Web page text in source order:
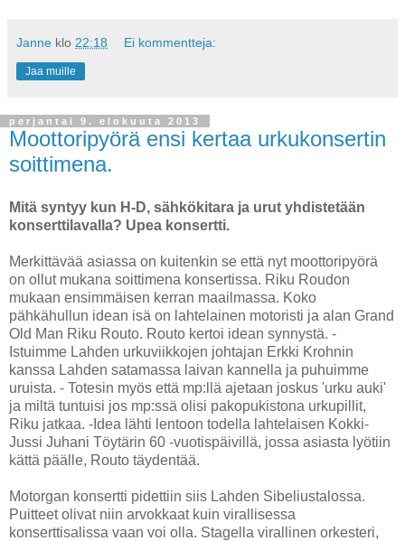
Janne klo 22:18 Ei kommentteja:
Jaa muille
perjantai 9. elokuuta 2013
Moottoripyörä ensi kertaa urkukonsertin
soittimena.
Mitä syntyy kun H-D, sähkökitara ja urut yhdistetään
konserttilavalla? Upea konsertti.
Merkittävää asiassa on kuitenkin se että nyt moottoripyörä
on ollut mukana soittimena konsertissa. Riku Roudon
mukaan ensimmäisen kerran maailmassa. Koko
pähkähullun idean isä on lahtelainen motoristi ja alan Grand
Old Man Riku Routo. Routo kertoi idean synnystä. -
Istuimme Lahden urkuviikkojen johtajan Erkki Krohnin
kanssa Lahden satamassa laivan kannella ja puhuimme
uruista. - Totesin myös että mp:llä ajetaan joskus 'urku auki'
ja miltä tuntuisi jos mp:ssä olisi pakopukistona urkupillit,
Riku jatkaa. -Idea lähti lentoon todella lahtelaisen Kokki-
Jussi Juhani Töytärin 60 -vuotispäivillä, jossa asiasta lyötiin
kättä päälle, Routo täydentää.
Motorgan konsertti pidettiin siis Lahden Sibeliustalossa.
Puitteet olivat niin arvokkaat kuin virallisessa
konserttisalissa vaan voi olla. Stagella virallinen orkesteri,